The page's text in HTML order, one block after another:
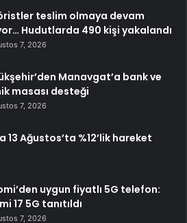
teslim olmaya devam
Hudutlarda 490 kişi yakalandı
7, 2026
Manavgat’a bank ve
masası desteği
7, 2026
13 Ağustos’ta %12’lik hareket
uygun fiyatlı 5G telefon:
17 5G tanıtıldı
7, 2026